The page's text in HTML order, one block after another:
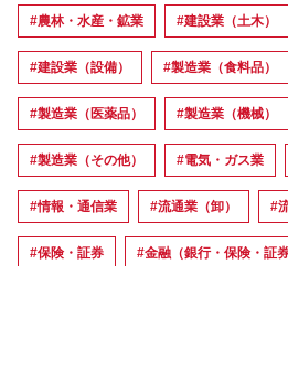
#農林・水産・鉱業 #建設業（土木）
#建設業（設備） #製造業（食料品）
#製造業（医薬品） #製造業（機械）
#製造業（その他） #電気・ガス業
#情報・通信業 #流通業（卸） #
#保険・証券 #金融（銀行・保険・証券